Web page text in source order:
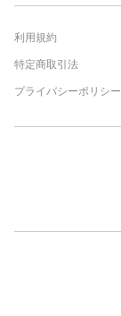
利用規約
特定商取引法
プライバシーポリシー